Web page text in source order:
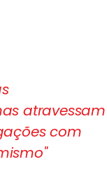
atravessam
com